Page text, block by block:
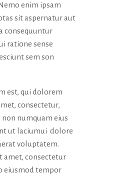
enim ipsam
sit aspernatur aut
consequuntur
ratione sense
sem son
est, qui dolorem
consectetur,
non numquam eius
ut laciumui dolore
voluptatem.
amet, consectetur
eiusmod tempor